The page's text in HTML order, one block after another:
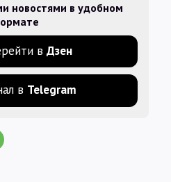
новостями в удобном
в Дзен
в Telegram